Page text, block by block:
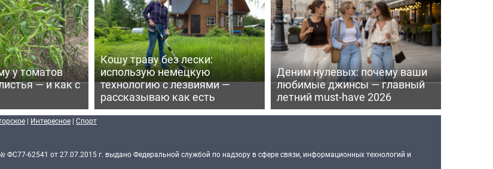
у томатов
— и как с
Кошу траву без лески:
использую немецкую
технологию с лезвиями —
рассказываю как есть
Деним нулевых: почему ваши
любимые джинсы — главный
летний must-have 2026
| Интересное | Спорт
62541 от 27.07.2015 г. выдано Федеральной службой по надзору в сфере связи, информационных технологий и